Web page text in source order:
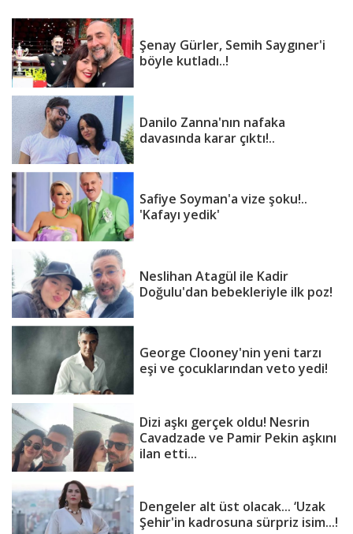
Şenay Gürler, Semih Saygıner'i
böyle kutladı..!
Danilo Zanna'nın nafaka
davasında karar çıktı!..
Safiye Soyman'a vize şoku!..
'Kafayı yedik'
Neslihan Atagül ile Kadir
Doğulu'dan bebekleriyle ilk poz!
George Clooney'nin yeni tarzı
eşi ve çocuklarından veto yedi!
Dizi aşkı gerçek oldu! Nesrin
Cavadzade ve Pamir Pekin aşkını
ilan etti...
Dengeler alt üst olacak... ‘Uzak
Şehir'in kadrosuna sürpriz isim...!